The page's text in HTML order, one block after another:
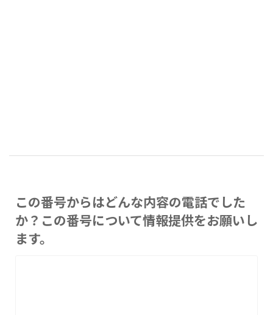
この番号からはどんな内容の電話でした
か？この番号について情報提供をお願いし
ます。